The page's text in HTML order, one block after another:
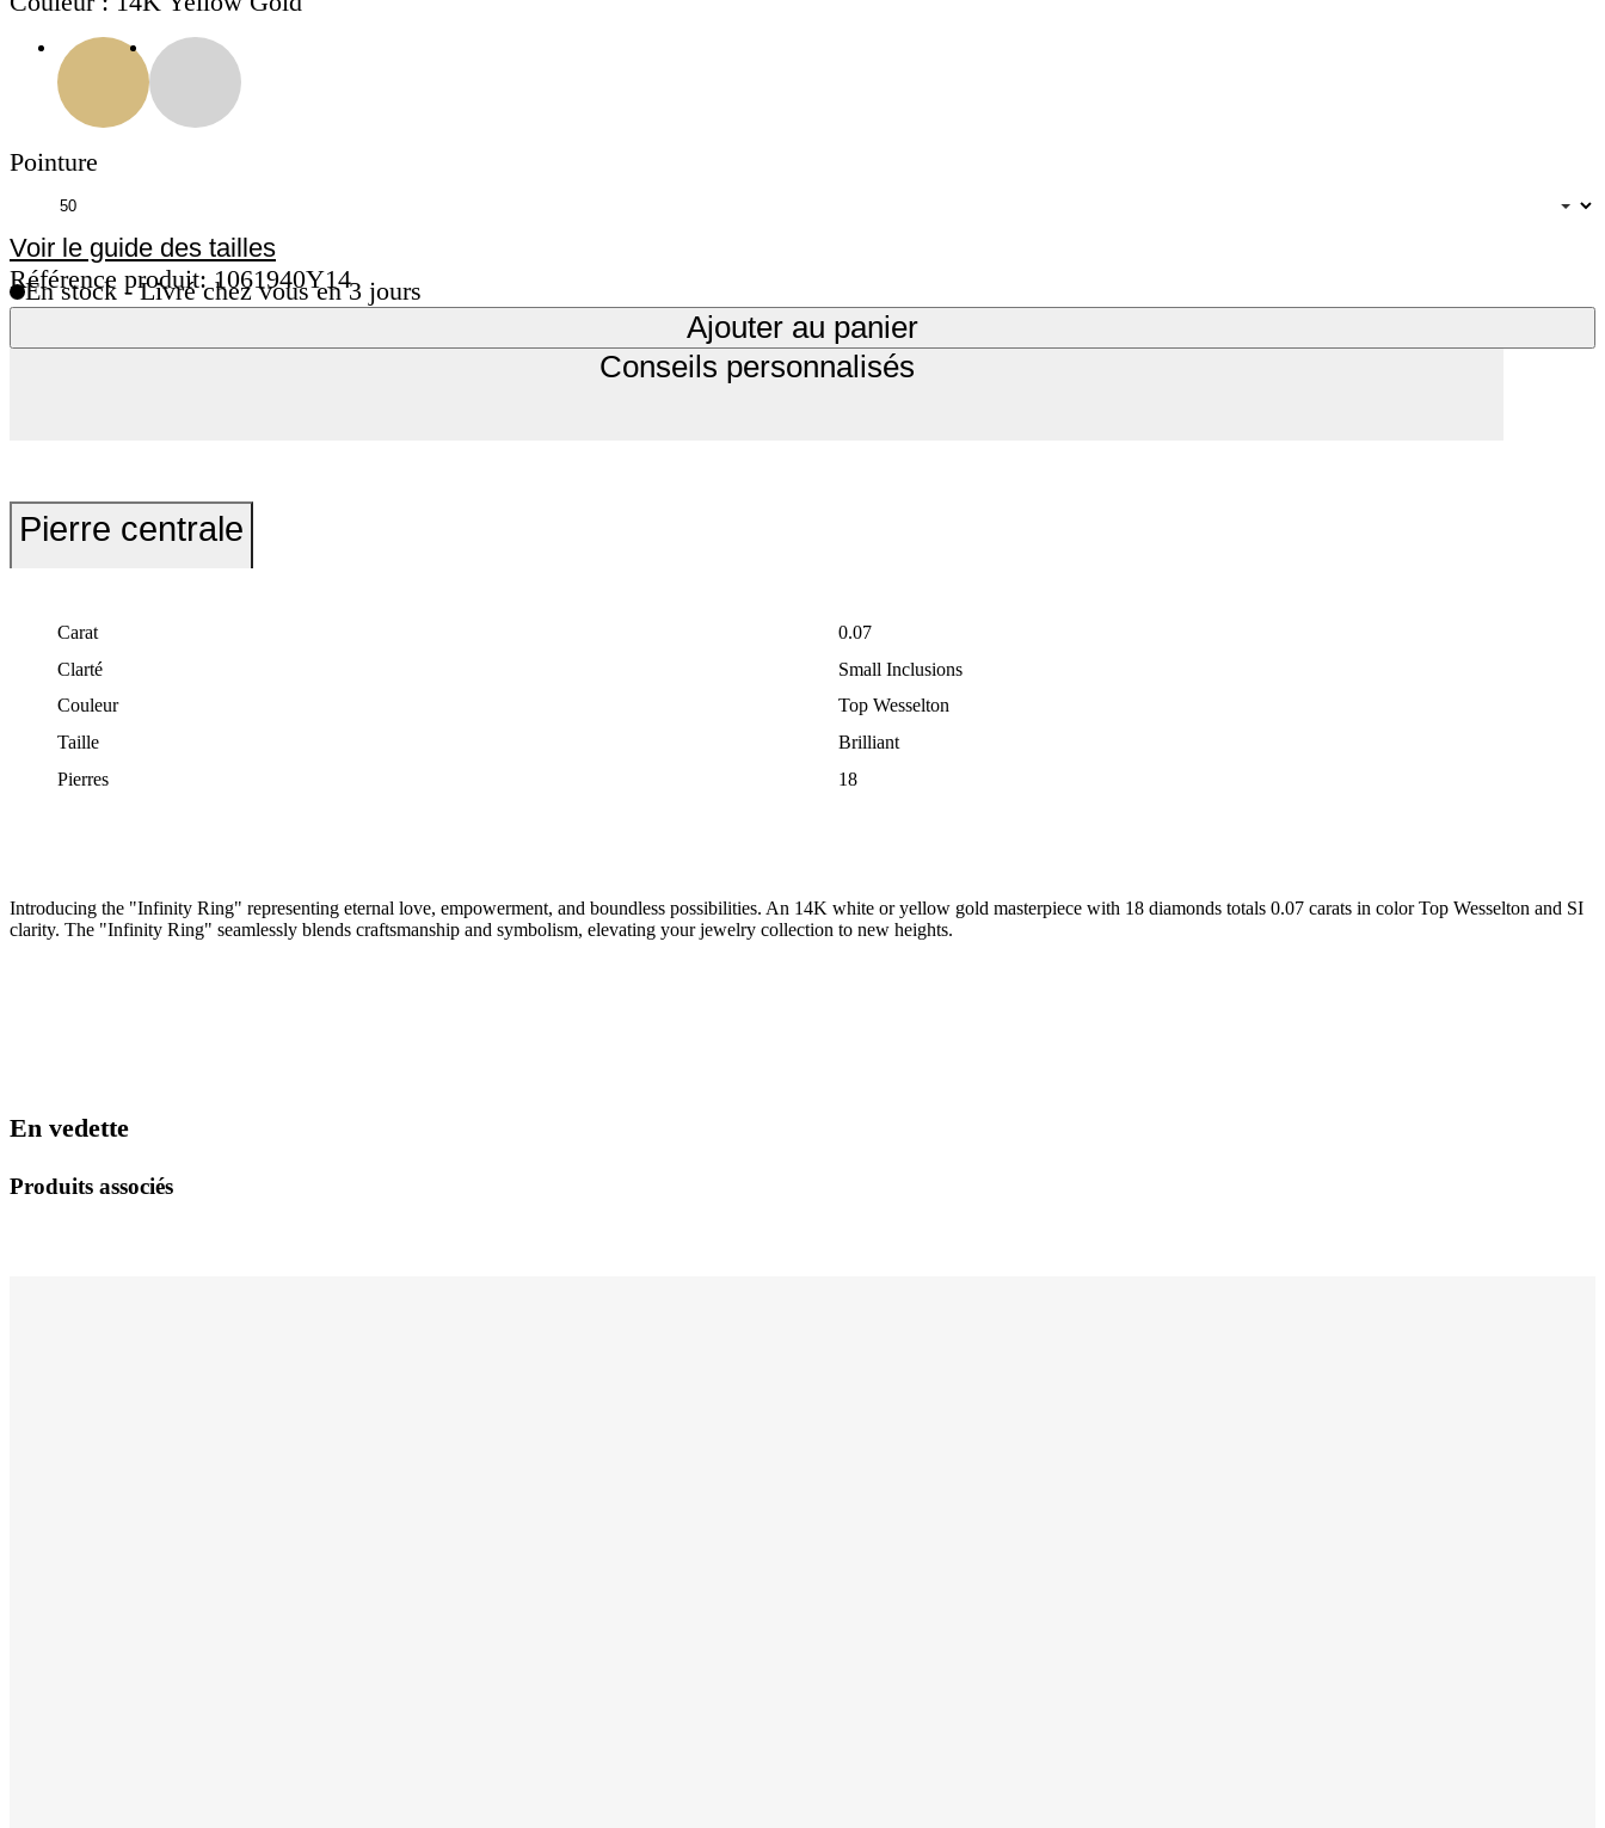
Pointure
Voir le guide des tailles
Référence produit: 1061940Y14
En stock - Livré chez vous en 3 jours
Ajouter au panier
Conseils personnalisés
Pierre centrale
Carat
0.07
Clarté
Small Inclusions
Couleur
Top Wesselton
Taille
Brilliant
Pierres
18
Introducing the "Infinity Ring" representing eternal love, empowerment, and boundless possibilities. An 14K white or yellow gold masterpiece with 18 diamonds totals 0.07 carats in color Top Wesselton and SI
clarity. The "Infinity Ring" seamlessly blends craftsmanship and symbolism, elevating your jewelry collection to new heights.
En vedette
Produits associés